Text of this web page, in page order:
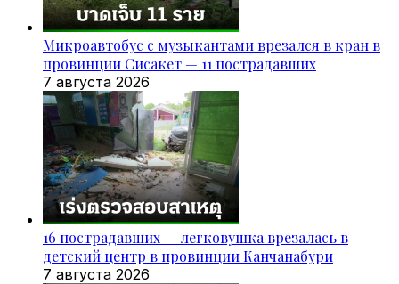
Микроавтобус с музыкантами врезался в кран в
провинции Сисакет — 11 пострадавших
7 августа 2026
16 пострадавших — легковушка врезалась в
детский центр в провинции Канчанабури
7 августа 2026